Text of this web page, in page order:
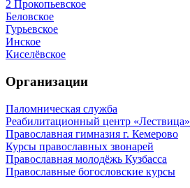
2 Прокопьевское
Беловское
Гурьевское
Инское
Киселёвское
Организации
Паломническая служба
Реабилитационный центр «Лествица»
Православная гимназия г. Кемерово
Курсы православных звонарей
Православная молодёжь Кузбасса
Православные богословские курсы